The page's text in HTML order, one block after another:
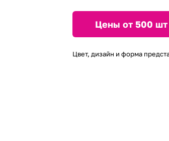
Цены от 500 шт
Цвет, дизайн и форма